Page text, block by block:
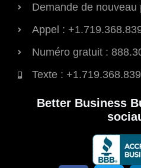
Demande de nouveau
Appel :
Numéro gratuit :
Texte :
Better Business